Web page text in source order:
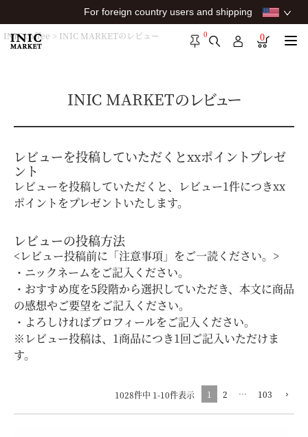
For foreign country users and shipping
0 0
INIC coffee INIC MARKETのレビュー
INIC MARKETのレビュー
レビューを投稿していただくとxxポイントプレゼ
ント
レビューを投稿していただくと、レビュー1件につきxx
ポイントをプレゼントいたします。
レビューの投稿方法
<レビュー投稿前に「注意事項」をご一読ください。>
・ニックネームをご記入ください。
・おすすめ度を5段階から選択していただき、本文に商品
の感想やご要望をご記入ください。
・よろしければプロフィールをご記入ください。
※レビュー投稿は、1商品につき1回ご記入いただけま
す。
1028件中 1-10件表示 1 2 … 103